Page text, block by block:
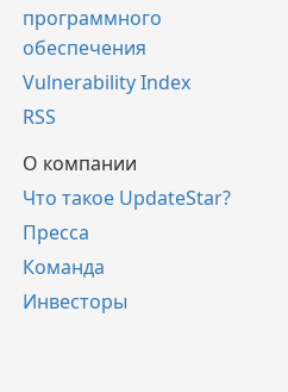
программного
обеспечения
Vulnerability Index
RSS
О компании
Что такое UpdateStar?
Пресса
Команда
Инвесторы